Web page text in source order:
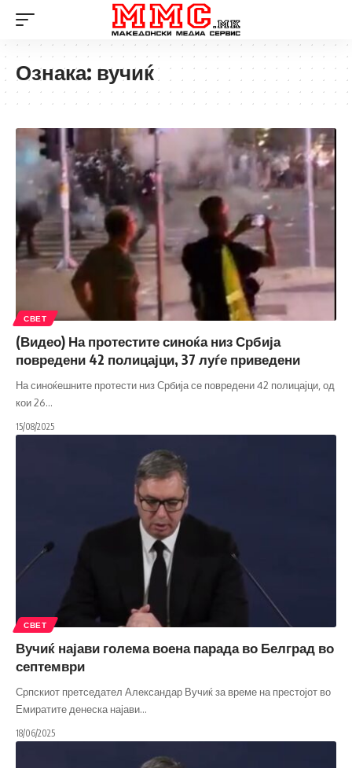
Ознака: вучиќ
СВЕТ
(Видео) На протестите синоќа низ Србија
повредени 42 полицајци, 37 луѓе приведени
На синоќешните протести низ Србија се повредени 42 полицајци, од
кои 26…
15/08/2025
СВЕТ
Вучиќ најави голема воена парада во Белград во
септември
Српскиот претседател Александар Вучиќ за време на престојот во
Емиратите денеска најави…
18/06/2025